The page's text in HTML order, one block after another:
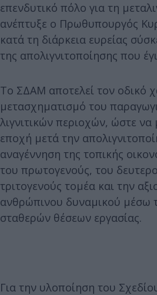
επενδυτικό πόλο για τη
ανέπτυξε ο Πρωθυπουργός
κατά τη διάρκεια ευρείας
της απολιγνιτοποίησης που
Το ΣΔΑΜ αποτελεί τον οδικό
μετασχηματισμό του
λιγνιτικών περιοχών, ώστε
εποχή μετά την
αναγέννηση της τοπικής
του πρωτογενούς, του
τριτογενούς τομέα και την
ανθρώπινου δυναμικού μέσω
σταθερών θέσεων εργασίας.
Για την υλοποίηση του